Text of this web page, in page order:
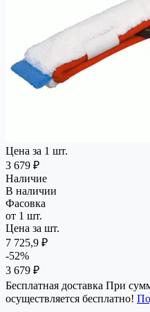
Цена за 1 шт.
3 679 ₽
Наличие
В наличии
Фасовка
от 1 шт.
Цена за шт.
7 725,9 ₽
-52%
3 679 ₽
Бесплатная доставка При
осуществляется бесплатно!